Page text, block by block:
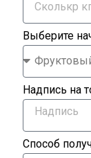
Выберите
Надпись на
Способ